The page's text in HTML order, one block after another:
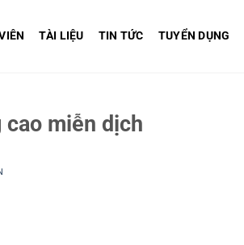
TÀI LIỆU TIN TỨC TUYỂN DỤNG
cao miễn dịch